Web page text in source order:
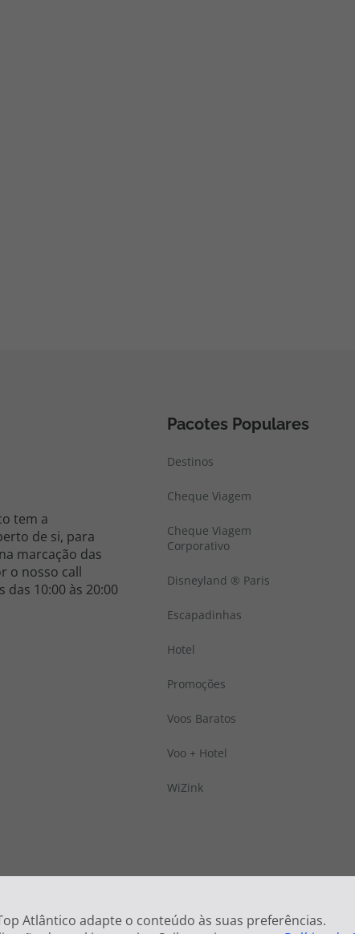
Atlântico adapte o conteúdo às suas preferências.
tem a
de si, para
marcação das
o nosso call
10:00 às 20:00
Pacotes Populares
Destinos
Cheque Viagem
Cheque Viagem
Corporativo
Disneyland ® Paris
Escapadinhas
Hotel
Promoções
Voos Baratos
Voo + Hotel
WiZink